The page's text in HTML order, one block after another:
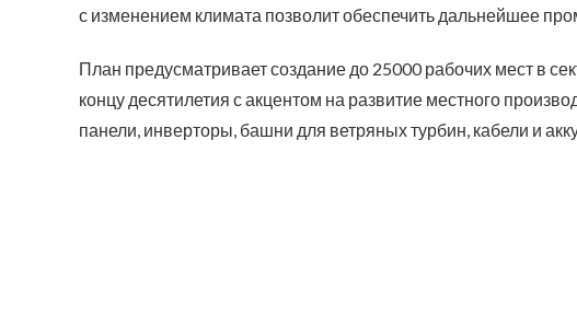
с изменением климата позволит обеспечить дальнейшее
План предусматривает создание до 25000 рабочих мест в
концу десятилетия с акцентом на развитие местного
панели, инверторы, башни для ветряных турбин, кабели и